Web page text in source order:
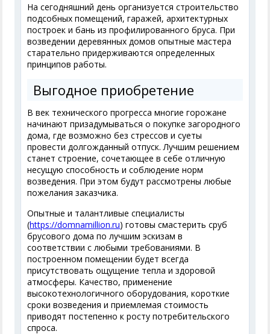
На сегодняшний день организуется строительство
подсобных помещений, гаражей, архитектурных
построек и бань из профилированного бруса. При
возведении деревянных домов опытные мастера
старательно придерживаются определенных
принципов работы.
Выгодное приобретение
В век технического прогресса многие горожане
начинают призадумываться о покупке загородного
дома, где возможно без стрессов и суеты
провести долгожданный отпуск. Лучшим решением
станет строение, сочетающее в себе отличную
несущую способность и соблюдение норм
возведения. При этом будут рассмотрены любые
пожелания заказчика.
Опытные и талантливые специалисты
(https://domnamillion.ru) готовы смастерить сруб
брусового дома по лучшим эскизам в
соответствии с любыми требованиями. В
построенном помещении будет всегда
присутствовать ощущение тепла и здоровой
атмосферы. Качество, применение
высокотехнологичного оборудования, короткие
сроки возведения и приемлемая стоимость
приводят постепенно к росту потребительского
спроса.